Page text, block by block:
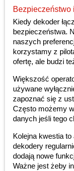
Bezpieczeństwo
Kiedy dekoder
bezpieczeństwa.
naszych
korzystamy z
ofertę, ale budzi
Większość
używane
zapoznać się z
Często możemy
danych jeśli tego
Kolejna kwestia
dekodery
dodają nowe
Ważne jest żeby